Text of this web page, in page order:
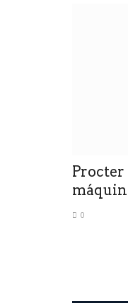
Procter
0